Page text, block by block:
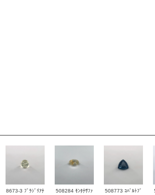
8673-3 ﾌﾞﾗｼﾞﾘｱﾅ
508284 ﾓﾝﾀﾅｻﾌｧ
508773 ｺﾊﾞﾙﾄﾌﾞ